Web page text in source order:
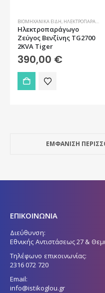
ΒΙΟΜΗΧΑΝΙΚΆ ΕΊΔΗ, ΗΛΕΚΤΡΟΠΑΡΆΓΩΓΑ ΖΕΎΓΗ
Ηλεκτροπαράγωγο
Ζεύγος Βενζίνης TG2700
2KVA Tiger
390,00 €
ΕΜΦΑΝΙΣΗ
ΕΠΙΚΟΙΝΩΝΙΑ
Διεύθυνση:
Εθνικής Αντιστάσεως 27 &
Τηλέφωνο επικοινωνίας:
2316 072 720
Email:
info@istikoglou.gr